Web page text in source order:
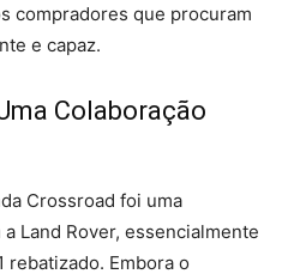
compradores que procuram
e capaz.
Colaboração
Crossroad foi uma
Land Rover, essencialmente
rebatizado. Embora o